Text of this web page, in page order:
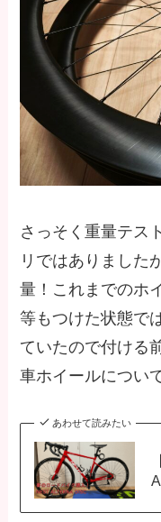
さっそく重量テス
リではありました
量！これまでのホ
等もつけた状態で
ていたので付ける
車ホイールについ
あわせて読みたい